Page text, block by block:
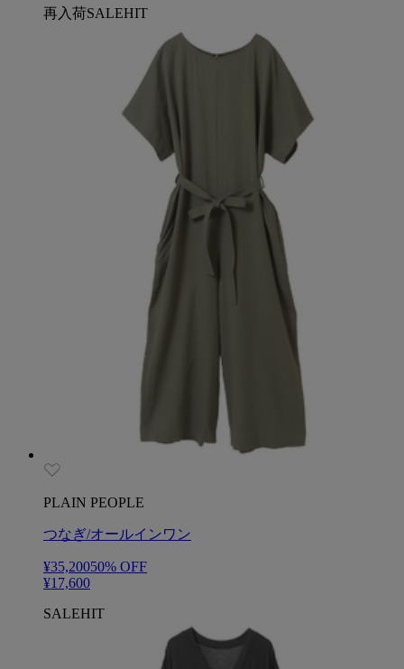
再入荷SALEHIT
PLAIN PEOPLE
つなぎ/オールインワン
¥35,20050% OFF
¥17,600
SALEHIT